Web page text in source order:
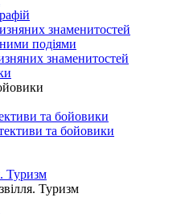
знаменитостей
подіями
знаменитостей
та бойовики
та бойовики
Туризм
Туризм